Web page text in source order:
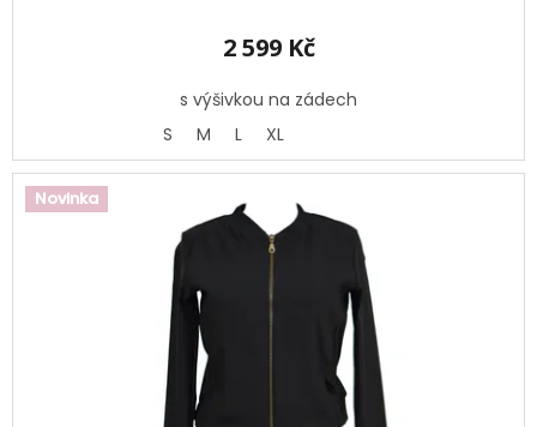
2 599 Kč
s výšivkou na zádech
S
M L XL
Novinka